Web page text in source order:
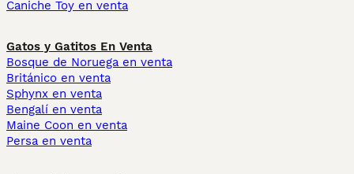
Caniche Toy en venta
Gatos y Gatitos En Venta
Bosque de Noruega en venta
Británico en venta
Sphynx en venta
Bengalí en venta
Maine Coon en venta
Persa en venta